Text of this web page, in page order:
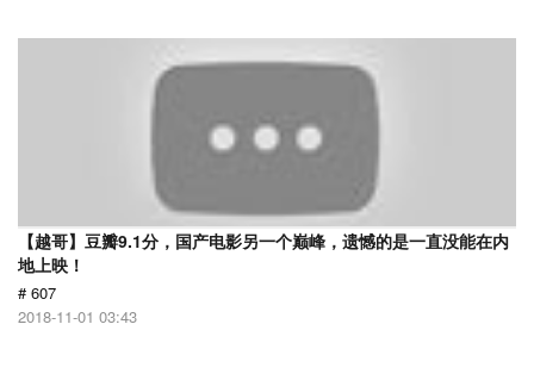
【越哥】豆瓣9.1分，国产电影另一个巅峰，遗憾的是一直没能在内
地上映！
# 607
2018-11-01 03:43